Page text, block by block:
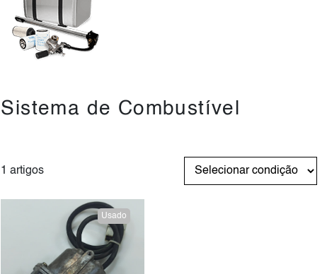
Sistema de Combustível
1 artigos
Usado